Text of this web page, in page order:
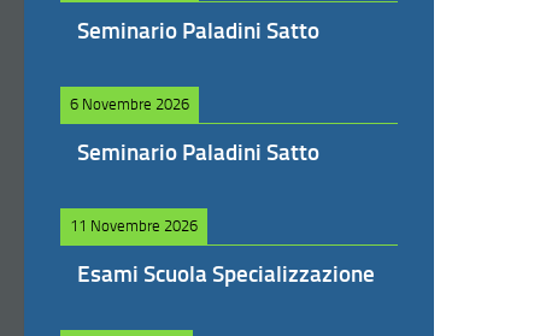
Seminario Paladini Satto
6 Novembre 2026
Seminario Paladini Satto
11 Novembre 2026
Esami Scuola Specializzazione